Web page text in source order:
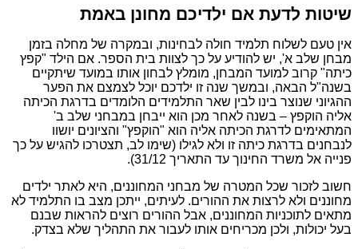
שיטות לדעת אם ילדיכם מחונן באמת
אין טעם לשלוח תלמיד חולה לבחינות, ובמקרה של מחלה בזמן
מבחן שלב א', יש להודיע על כך לצוות בית הספר. אם הילד "קפץ
כיתה" קרוב למועד המבחן, מומלץ לבחון אותו במועד שיתקיים
בשנה"ל הבאה, ובמשך שנה זו ילדכם יוכל לצמצם את הפער
ההגיוני שנוצר בינו לבין שאר התלמידים הלומדים בדרגת הכיתה
אליה הוקפץ – בשנה לאחר מכן הוא ייבחן במבחני שלב ב'
המתאימים לדרגת הכיתה אליה הוא "הוקפץ" והציונים יושוו
לנבחנים בדרגת כיתה זו ולא לגילו (שימו לב, תצטרכו להגיש על כך
פנייה אל משרד החינוך עד התאריך 31/12).
חשוב לזכור שכל המטרה של מבחני המחוננים, היא לאתר ילדים
מחוננים ולא לרצות את ההורים. לעיתים, ייתכן מצב בו התלמיד לא
מתאים לתוכניות המחוננים, אבל ההורים רוצים להראות שבנם
בעל יכולות, ולכן מכריחים אותו לעבור את התהליך שלא בצדק.